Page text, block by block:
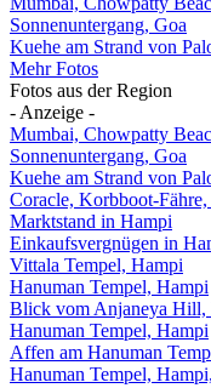
Sonnenuntergang, Goa
Kuehe am Strand von
Mehr Fotos
Fotos aus der Region
- Anzeige -
Mumbai, Chowpatty
Sonnenuntergang, Goa
Kuehe am Strand von
Coracle, Korbboot-
Marktstand in Hampi
Einkaufsvergnügen in
Vittala Tempel, Hampi
Hanuman Tempel, Hampi
Blick vom Anjaneya Hill,
Hanuman Tempel, Hampi
Affen am Hanuman
Hanuman Tempel,